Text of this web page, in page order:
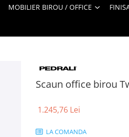
MOBILIER BIROU / OFFICE
Scaun office birou
1.245,76 Lei
LA COMANDA